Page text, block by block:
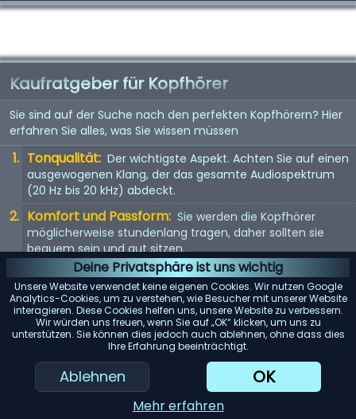
Deine Privatsphäre ist uns wichtig
Unsere Website verwendet keine eigenen Cookies. Wir nutzen Google
Analytics-Cookies, um zu verstehen, wie Besucher mit unserer Website
interagieren. Diese Cookies helfen uns, unsere Website zu verbessern.
Wir würden uns freuen, wenn Sie auf „OK“ klicken, um uns zu
unterstützen. Sie können dies jedoch auch ablehnen, ohne dass dies
Ihre Erfahrung beeinträchtigt.
Ablehnen OK
Mehr erfahren
Kaufratgeber für Kopfhörer
Sie sind auf der Suche nach den perfekten Kopfhörern? Hier
erfahren Sie alles, was Sie wissen müssen
Tonqualität: Der wichtigste Aspekt. Achten Sie auf einen
ausgewogenen Klang, der das gesamte Audiospektrum
(20 Hz bis 20 kHz) abdeckt.
Komfort und Passform: Sie werden die Kopfhörer
möglicherweise stundenlang tragen, daher sollten sie
bequem sein und gut sitzen.
Kopfhörertyp: In-Ear, On-Ear oder Over-Ear? Jeder Typ
hat seine Vor- und Nachteile. Wählen Sie entsprechend
Ihren Vorlieben.
Mit Kabel oder kabellos: Kabellose Kopfhörer bieten
Bewegungsfreiheit, aber kabelgebundene Kopfhörer
bieten in der Regel eine bessere Tonqualität.
KI-Einkaufsassistent